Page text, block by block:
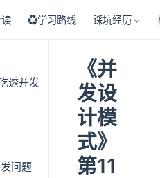
♻学习路线 踩坑经历
透并发
问题
《并
发设
计模
式》
第11